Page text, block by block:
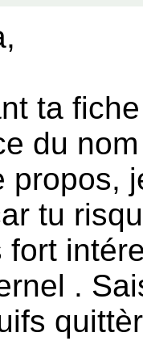
ta
du
propos,
tu
fort
.